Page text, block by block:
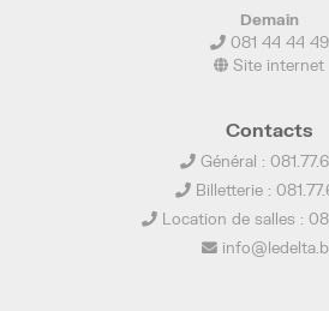
Demain
081 44 44 49
Site internet
Contacts
Général :
Billetterie :
Location de salles :